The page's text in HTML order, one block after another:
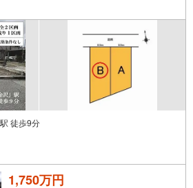
徒歩9分
1,750万円